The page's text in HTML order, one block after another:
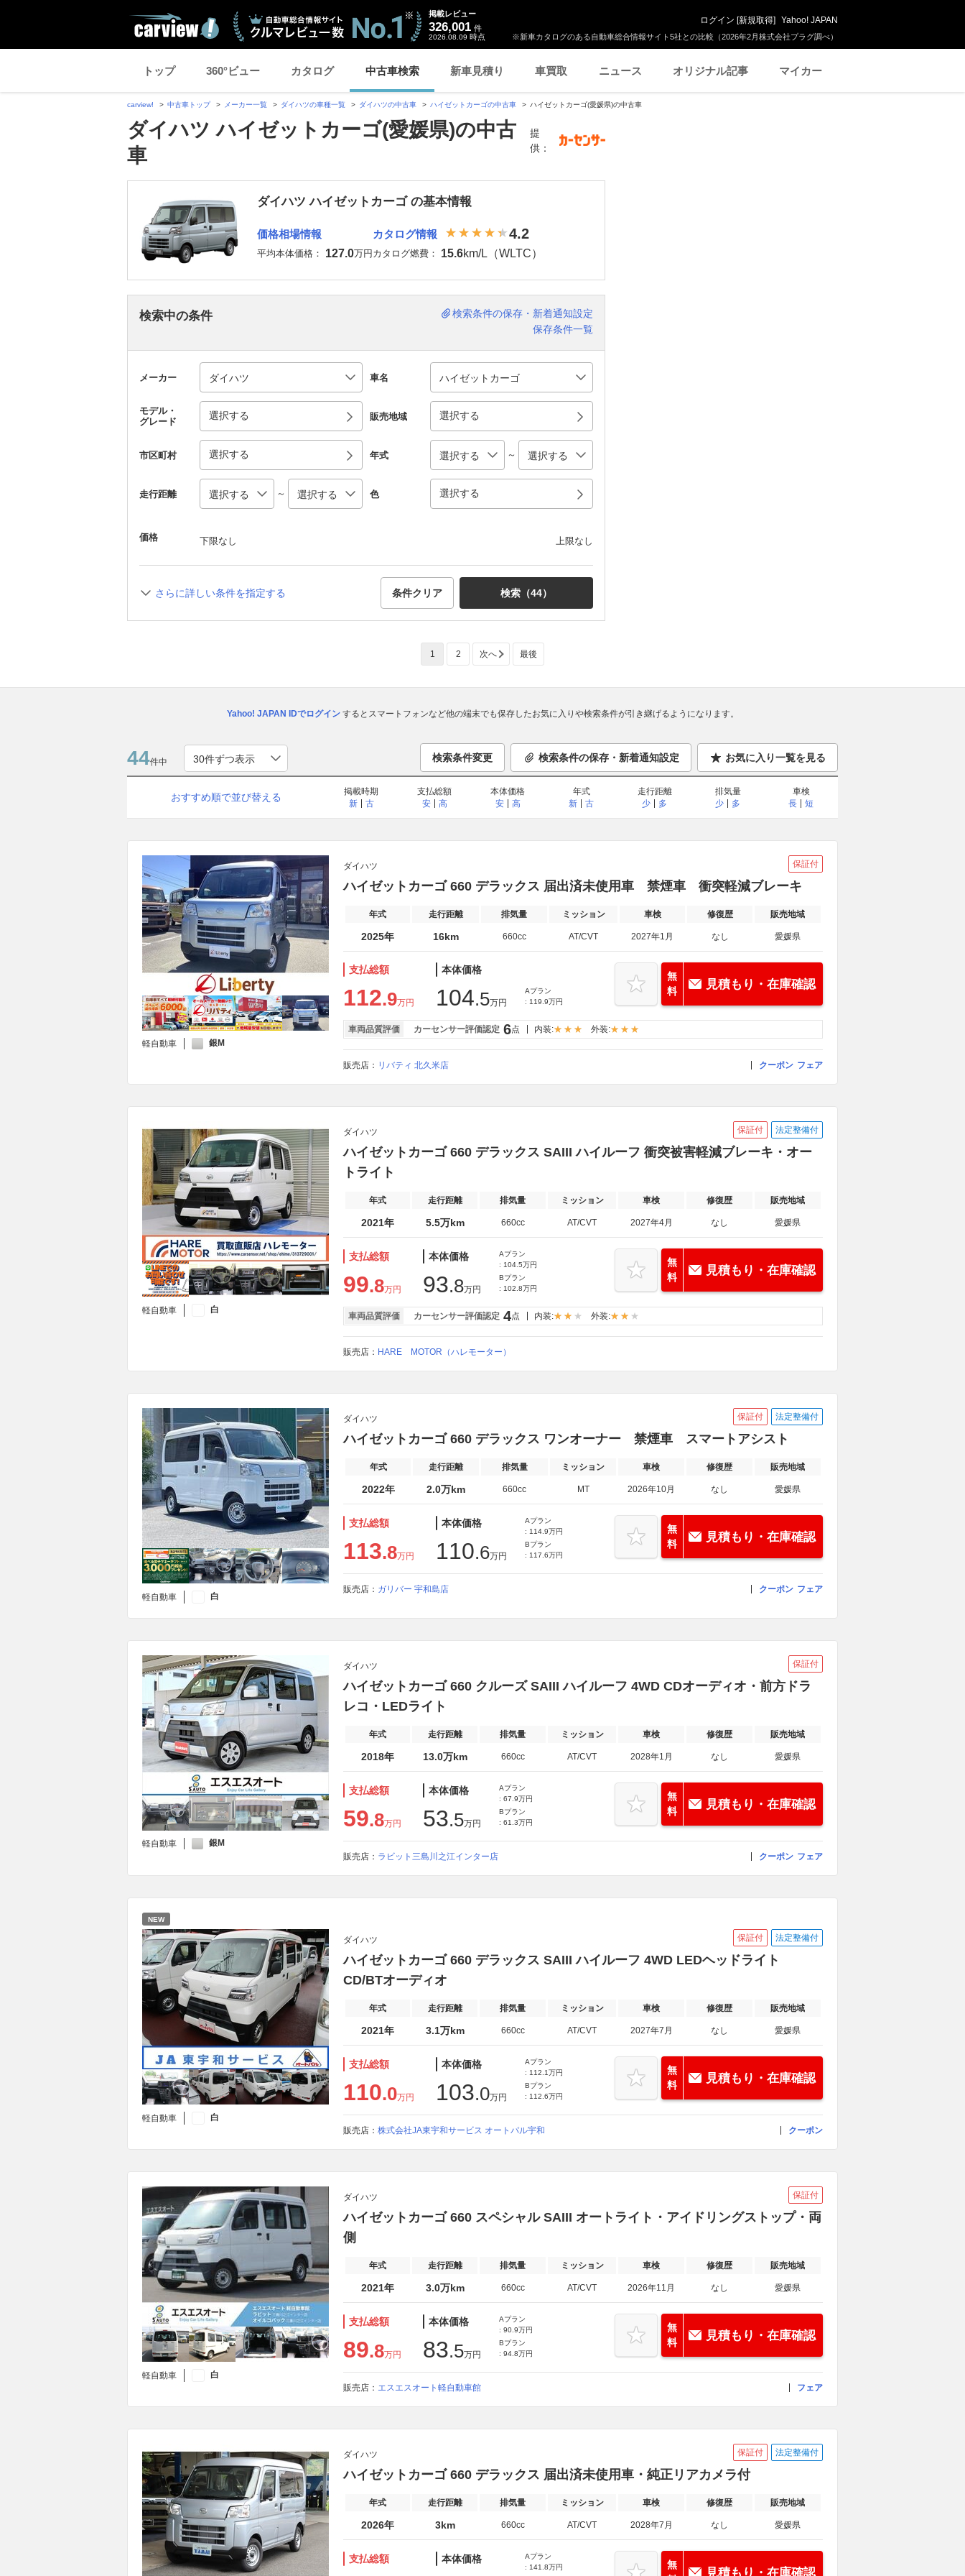
※新車カタログのある自動車総合情報サイト5社との比較（2026年2月株式会社プラグ調べ）
掲載レビュー
326,001 件
2026.08.09 時点
ログイン [新規取得] Yahoo! JAPAN
トップ 360°ビュー カタログ 中古車検索 新車見積り 車買取 ニュース オリジナル記事 マイカー
carview! 中古車トップ メーカー一覧 ダイハツの車種一覧 ダイハツの中古車 ハイゼットカーゴの中古車 ハイゼットカーゴ(愛媛県)の中古車
ダイハツ ハイゼットカーゴ(愛媛県)の中古
車
提
供：
ダイハツ ハイゼットカーゴ の基本情報
価格相場情報
平均本体価格： 127.0万円
カタログ情報 4.2
カタログ燃費： 15.6km/L（WLTC）
検索中の条件
検索条件の保存・新着通知設定
保存条件一覧
メーカー 車名
モデル・
グレード
選択する 販売地域 選択する
市区町村 選択する 年式 ～
走行距離 ～ 色 選択する
価格 下限なし 上限なし
さらに詳しい条件を指定する 条件クリア 検索（44）
1 2 次へ 最後
Yahoo! JAPAN IDでログインするとスマートフォンなど他の端末でも保存したお気に入りや検索条件が引き継げるようになります。
44件中 検索条件変更 検索条件の保存・新着通知設定 お気に入り一覧を見る
おすすめ順で並び替える
掲載時期
新
古
支払総額
安
高
本体価格
安
高
年式
新
古
走行距離
少
多
排気量
少
多
車検
長
短
軽自動車 銀M
ダイハツ 保証付
ハイゼットカーゴ 660 デラックス 届出済未使用車 禁煙車 衝突軽減ブレーキ
年式 走行距離 排気量 ミッション 車検 修復歴 販売地域
2025年 16km 660cc AT/CVT 2027年1月 なし 愛媛県
支払総額
112.9万円
本体価格
104.5万円
Aプラン
: 119.9万円
無
料
見積もり・在庫確認
車両品質評価 カーセンサー評価認定 6点 内装: 外装:
販売店： リバティ 北久米店 クーポン フェア
軽自動車 白
ダイハツ 保証付 法定整備付
ハイゼットカーゴ 660 デラックス SAIII ハイルーフ 衝突被害軽減ブレーキ・オー
トライト
年式 走行距離 排気量 ミッション 車検 修復歴 販売地域
2021年 5.5万km 660cc AT/CVT 2027年4月 なし 愛媛県
支払総額
99.8万円
本体価格
93.8万円
Aプラン
: 104.5万円
Bプラン
: 102.8万円
無
料
見積もり・在庫確認
車両品質評価 カーセンサー評価認定 4点 内装: 外装:
販売店： HARE MOTOR（ハレモーター）
軽自動車 白
ダイハツ 保証付 法定整備付
ハイゼットカーゴ 660 デラックス ワンオーナー 禁煙車 スマートアシスト
年式 走行距離 排気量 ミッション 車検 修復歴 販売地域
2022年 2.0万km 660cc MT 2026年10月 なし 愛媛県
支払総額
113.8万円
本体価格
110.6万円
Aプラン
: 114.9万円
Bプラン
: 117.6万円
無
料
見積もり・在庫確認
販売店： ガリバー 宇和島店 クーポン フェア
軽自動車 銀M
ダイハツ 保証付
ハイゼットカーゴ 660 クルーズ SAIII ハイルーフ 4WD CDオーディオ・前方ドラ
レコ・LEDライト
年式 走行距離 排気量 ミッション 車検 修復歴 販売地域
2018年 13.0万km 660cc AT/CVT 2028年1月 なし 愛媛県
支払総額
59.8万円
本体価格
53.5万円
Aプラン
: 67.9万円
Bプラン
: 61.3万円
無
料
見積もり・在庫確認
販売店： ラビット三島川之江インター店 クーポン フェア
NEW
軽自動車 白
ダイハツ 保証付 法定整備付
ハイゼットカーゴ 660 デラックス SAIII ハイルーフ 4WD LEDヘッドライト
CD/BTオーディオ
年式 走行距離 排気量 ミッション 車検 修復歴 販売地域
2021年 3.1万km 660cc AT/CVT 2027年7月 なし 愛媛県
支払総額
110.0万円
本体価格
103.0万円
Aプラン
: 112.1万円
Bプラン
: 112.6万円
無
料
見積もり・在庫確認
販売店： 株式会社JA東宇和サービス オートパル宇和 クーポン
軽自動車 白
ダイハツ 保証付
ハイゼットカーゴ 660 スペシャル SAIII オートライト・アイドリングストップ・両
側
年式 走行距離 排気量 ミッション 車検 修復歴 販売地域
2021年 3.0万km 660cc AT/CVT 2026年11月 なし 愛媛県
支払総額
89.8万円
本体価格
83.5万円
Aプラン
: 90.9万円
Bプラン
: 94.8万円
無
料
見積もり・在庫確認
販売店： エスエスオート軽自動車館 フェア
ダイハツ 保証付 法定整備付
ハイゼットカーゴ 660 デラックス 届出済未使用車・純正リアカメラ付
年式 走行距離 排気量 ミッション 車検 修復歴 販売地域
2026年 3km 660cc AT/CVT 2028年7月 なし 愛媛県
支払総額 本体価格
Aプラン
: 141.8万円
無
見積もり・在庫確認